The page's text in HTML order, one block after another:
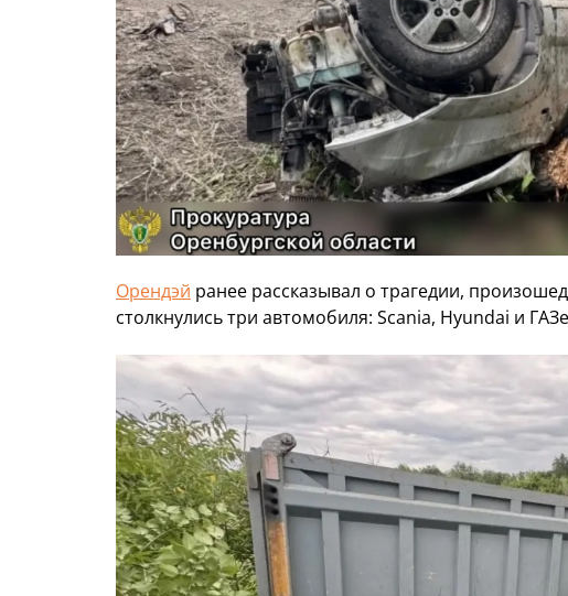
Орендэй ранее рассказывал о трагедии,
столкнулись три автомобиля: Scania, Hyundai и